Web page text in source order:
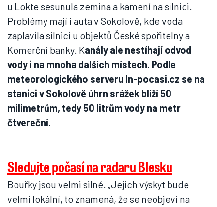
u Lokte sesunula zemina a kamení na silnici.
Problémy mají i auta v Sokolově, kde voda
zaplavila silnici u objektů České spořitelny a
Komerční banky. Kanály ale nestíhají odvod
vody i na mnoha dalších místech. Podle
meteorologického serveru In-pocasi.cz se na
stanici v Sokolově úhrn srážek blíží 50
milimetrům, tedy 50 litrům vody na metr
čtvereční.
Sledujte počasí na radaru Blesku
Bouřky jsou velmi silné. „Jejich výskyt bude
velmi lokální, to znamená, že se neobjeví na